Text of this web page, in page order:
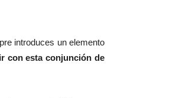
introduces un elemento
con esta conjunción de